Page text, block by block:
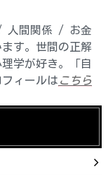
/ 人間関係 / お金
す。世間の正解
学が好き。「自
ィールは こちら